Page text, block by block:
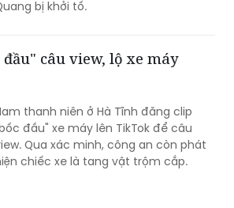
xe khác không bảo đảm an toàn,
bị khởi tố.
đầu" câu view, lộ xe máy
thanh niên ở Hà Tĩnh đăng clip